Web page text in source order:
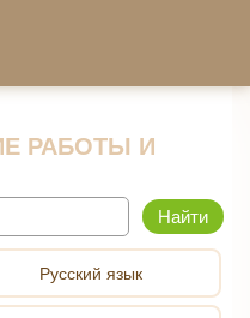
РАБОТЫ И
Русский язык